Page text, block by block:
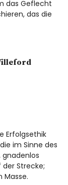
das Geflecht
das die
Erfolgsethik
im Sinne des
Strecke;
Masse.